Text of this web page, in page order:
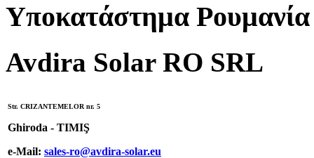
Υποκατάστημα Ρουμανία
Avdira Solar RO SRL
Str. CRIZANTEMELOR nr. 5
Ghiroda - TIMIŞ
e-Mail: sales-ro@avdira-solar.eu